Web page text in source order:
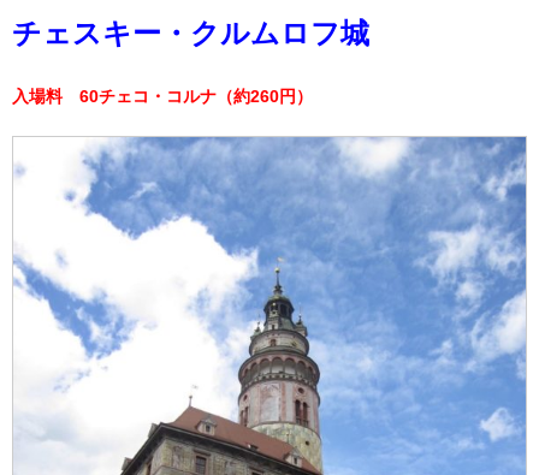
チェスキー・クルムロフ城
入場料 60チェコ・コルナ（約260円）